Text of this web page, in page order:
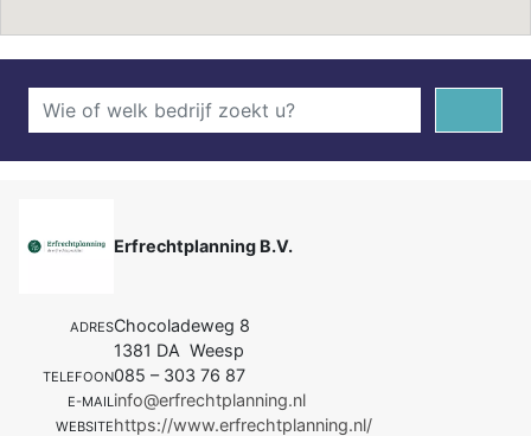
Erfrechtplanning B.V.
ADRESChocoladeweg 8
1381 DA Weesp
TELEFOON085 – 303 76 87
E-MAILinfo@erfrechtplanning.nl
WEBSITEhttps://www.erfrechtplanning.nl/